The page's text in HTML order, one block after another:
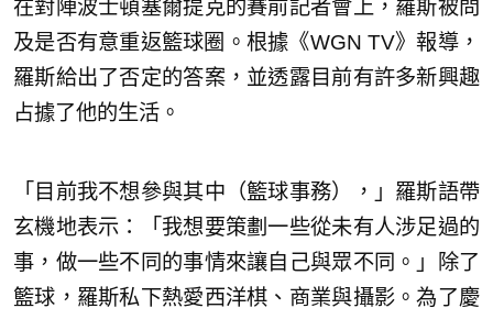
在對陣波士頓塞爾提克的賽前記者會上，羅斯被問
及是否有意重返籃球圈。根據《WGN TV》報導，
羅斯給出了否定的答案，並透露目前有許多新興趣
占據了他的生活。
「目前我不想參與其中（籃球事務），」羅斯語帶
玄機地表示：「我想要策劃一些從未有人涉足過的
事，做一些不同的事情來讓自己與眾不同。」除了
籃球，羅斯私下熱愛西洋棋、商業與攝影。為了慶